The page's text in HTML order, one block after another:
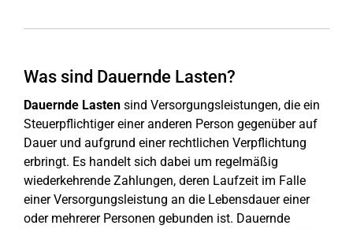
Was sind Dauernde Lasten?
Dauernde Lasten sind Versorgungsleistungen, die ein
Steuerpflichtiger einer anderen Person gegenüber auf
Dauer und aufgrund einer rechtlichen Verpflichtung
erbringt. Es handelt sich dabei um regelmäßig
wiederkehrende Zahlungen, deren Laufzeit im Falle
einer Versorgungsleistung an die Lebensdauer einer
oder mehrerer Personen gebunden ist. Dauernde